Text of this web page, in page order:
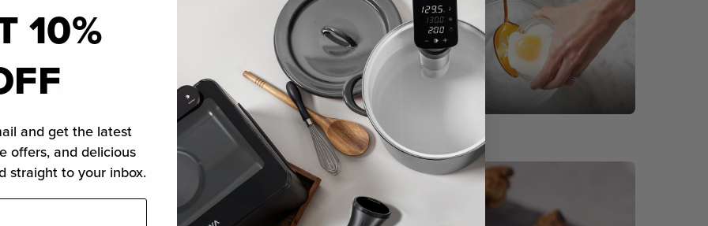
Munat
10%
and get the latest
offers, and delicious
straight to your inbox.